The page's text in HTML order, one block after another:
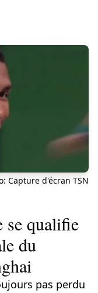
Capture d'écran TSN
se qualifie
du
pas perdu